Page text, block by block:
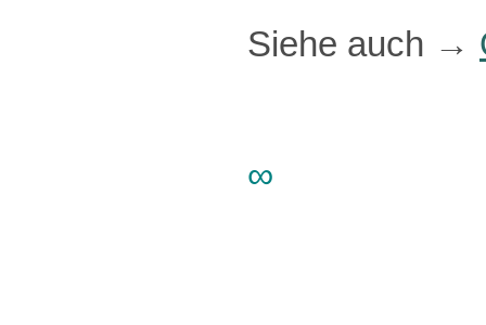
Siehe auch →
∞